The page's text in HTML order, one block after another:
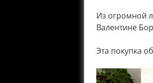
Из огромной
Валентине
Эта покупка